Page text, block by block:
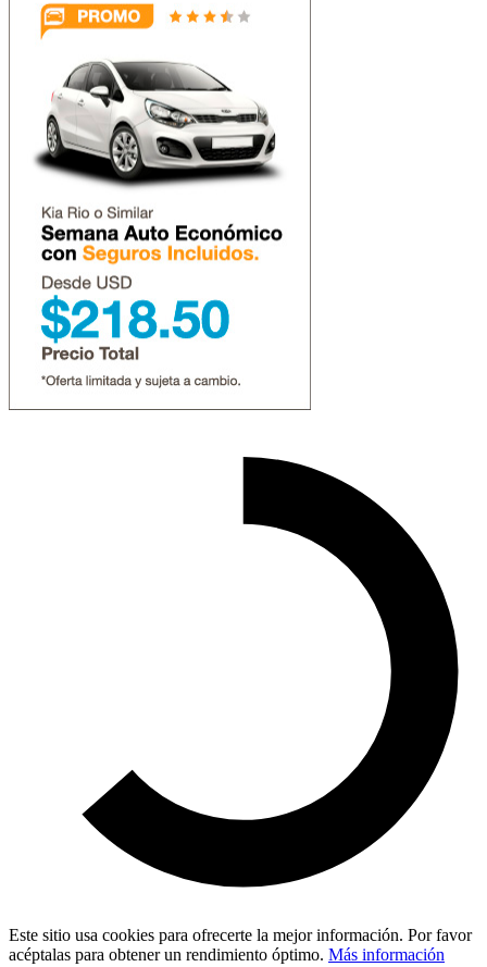
Este sitio usa cookies para ofrecerte la mejor información. Por favor
acéptalas para obtener un rendimiento óptimo. Más información